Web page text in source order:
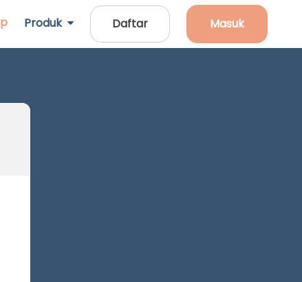
Produk Daftar Masuk